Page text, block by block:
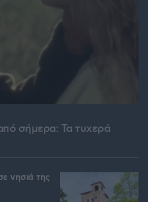
σήμερα: Τα τυχερά
νησιά της